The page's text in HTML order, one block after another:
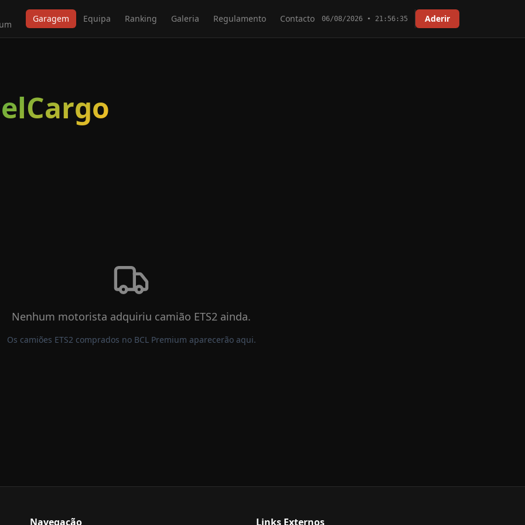
Garagem Equipa Ranking Galeria Regulamento Contacto 06/08/2026 • 21:56:35 Aderir
Nenhum motorista adquiriu camião ETS2 ainda.
Os camiões ETS2comprados no BCL Premium aparecerão aqui.
Navegação Links Externos